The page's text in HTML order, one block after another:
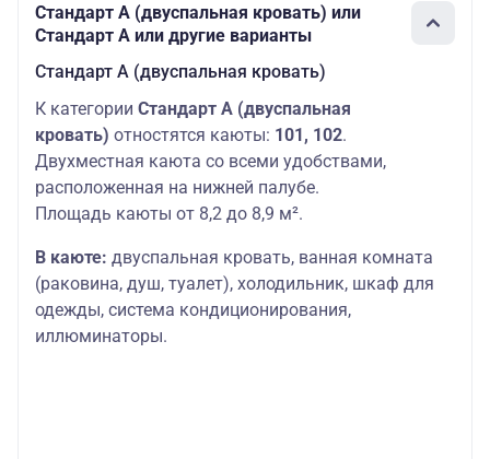
Стандарт А (двуспальная кровать) или
Стандарт А или другие варианты
Стандарт А (двуспальная кровать)
К категории Стандарт A (двуспальная
кровать) отностятся каюты: 101, 102.
Двухместная каюта со всеми удобствами,
расположенная на нижней палубе.
Площадь каюты от 8,2 до 8,9 м².
В каюте: двуспальная кровать, ванная комната
(раковина, душ, туалет), холодильник, шкаф для
одежды, система кондиционирования,
иллюминаторы.